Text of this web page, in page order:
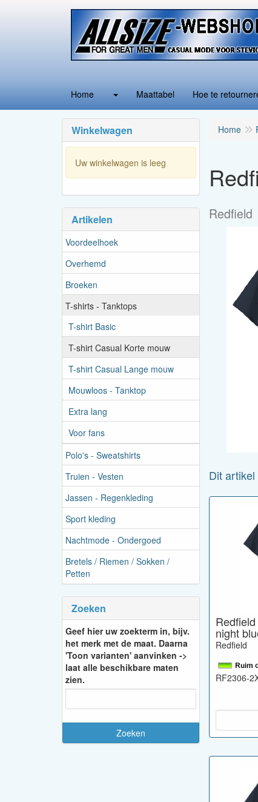
Home Maattabel Hoe te
Winkelwagen
Uw winkelwagen is leeg
Artikelen
Voordeelhoek
Overhemd
Broeken
T-shirts - Tanktops
T-shirt Basic
T-shirt Casual Korte mouw
T-shirt Casual Lange mouw
Mouwloos - Tanktop
Extra lang
Voor fans
Polo's - Sweatshirts
Truien - Vesten
Jassen - Regenkleding
Sport kleding
Nachtmode - Ondergoed
Bretels / Riemen / Sokken /
Petten
Zoeken
Geef hier uw zoekterm in, bijv.
het merk met de maat. Daarna
'Toon varianten' aanvinken ->
laat alle beschikbare maten
zien.
Home
Redfield
Dit
night
Redfield
RF2306-